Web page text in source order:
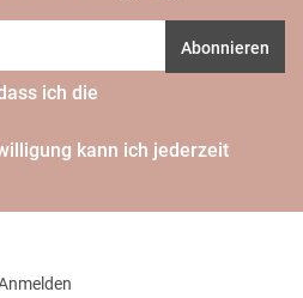
Abonnieren
ich die
kann ich jederzeit